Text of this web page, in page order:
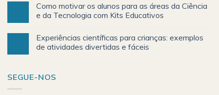
Como motivar os alunos para as áreas da Ciência
e da Tecnologia com Kits Educativos
Experiências científicas para crianças: exemplos
de atividades divertidas e fáceis
SEGUE-NOS